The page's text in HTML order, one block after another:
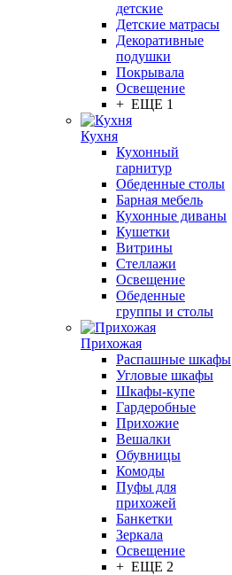
детские
Детские матрасы
Декоративные
подушки
Покрывала
Освещение
+ ЕЩЕ 1
Кухня
Кухонный
гарнитур
Обеденные столы
Барная мебель
Кухонные диваны
Кушетки
Витрины
Стеллажи
Освещение
Обеденные
группы и столы
Прихожая
Распашные шкафы
Угловые шкафы
Шкафы-купе
Гардеробные
Прихожие
Вешалки
Обувницы
Комоды
Пуфы для
прихожей
Банкетки
Зеркала
Освещение
+ ЕЩЕ 2